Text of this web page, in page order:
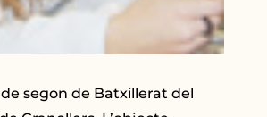
segon de Batxillerat del